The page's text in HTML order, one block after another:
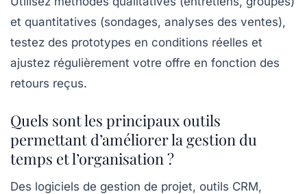
et quantitatives (sondages, analyses des ventes),
testez des prototypes en conditions réelles et
ajustez régulièrement votre offre en fonction des
retours reçus.
Quels sont les principaux outils
permettant d’améliorer la gestion du
temps et l’organisation ?
Des logiciels de gestion de projet, outils CRM,